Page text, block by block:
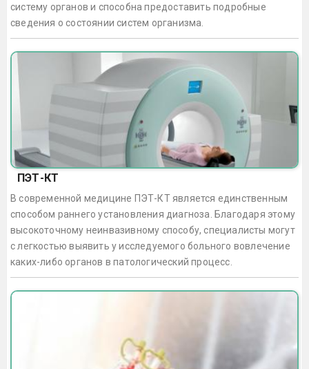
систему органов и способна предоставить подробные
сведения о состоянии систем организма.
ПЭТ-КТ
В современной медицине ПЭТ-КТ является единственным
способом раннего установления диагноза. Благодаря этому
высокоточному неинвазивному способу, специалисты могут
с легкостью выявить у исследуемого больного вовлечение
каких-либо органов в патологический процесс.